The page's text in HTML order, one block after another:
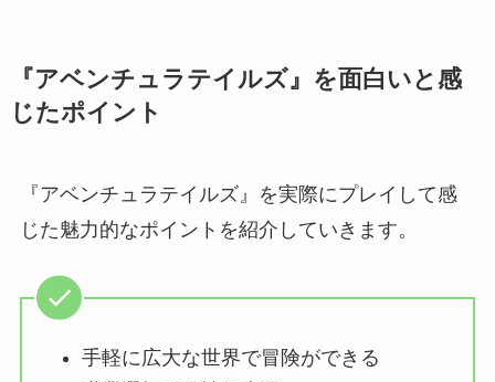
『アベンチュラテイルズ』を面白いと感
じたポイント
『アベンチュラテイルズ』を実際にプレイして感
じた魅力的なポイントを紹介していきます。
手軽に広大な世界で冒険ができる